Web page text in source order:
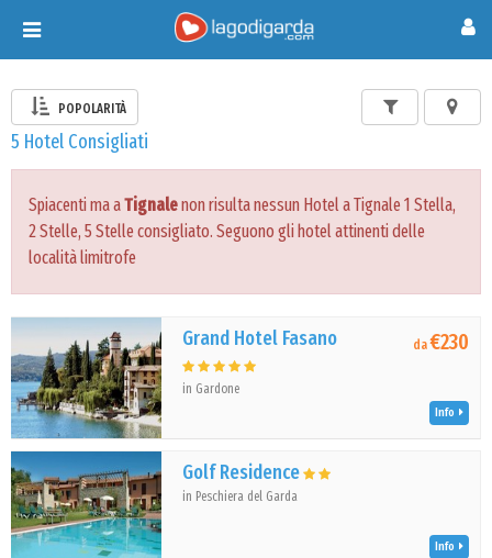
Toggle
navigation
POPOLARITÀ
5 Hotel Consigliati
Spiacenti ma aTignalenon risulta nessun Hotel a Tignale 1 Stella,
2 Stelle, 5 Stelle consigliato. Seguono gli hotel attinenti delle
località limitrofe
Grand Hotel Fasano
in Gardone
da€230
Info
Golf Residence
in Peschiera del Garda
Info